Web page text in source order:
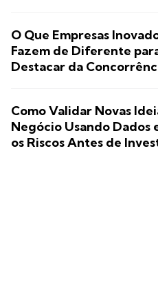
O Que Empresas
Fazem de Diferente
Destacar da
Como Validar Novas
Negócio Usando Dados
os Riscos Antes de